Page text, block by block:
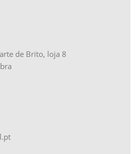
de Brito, loja 8